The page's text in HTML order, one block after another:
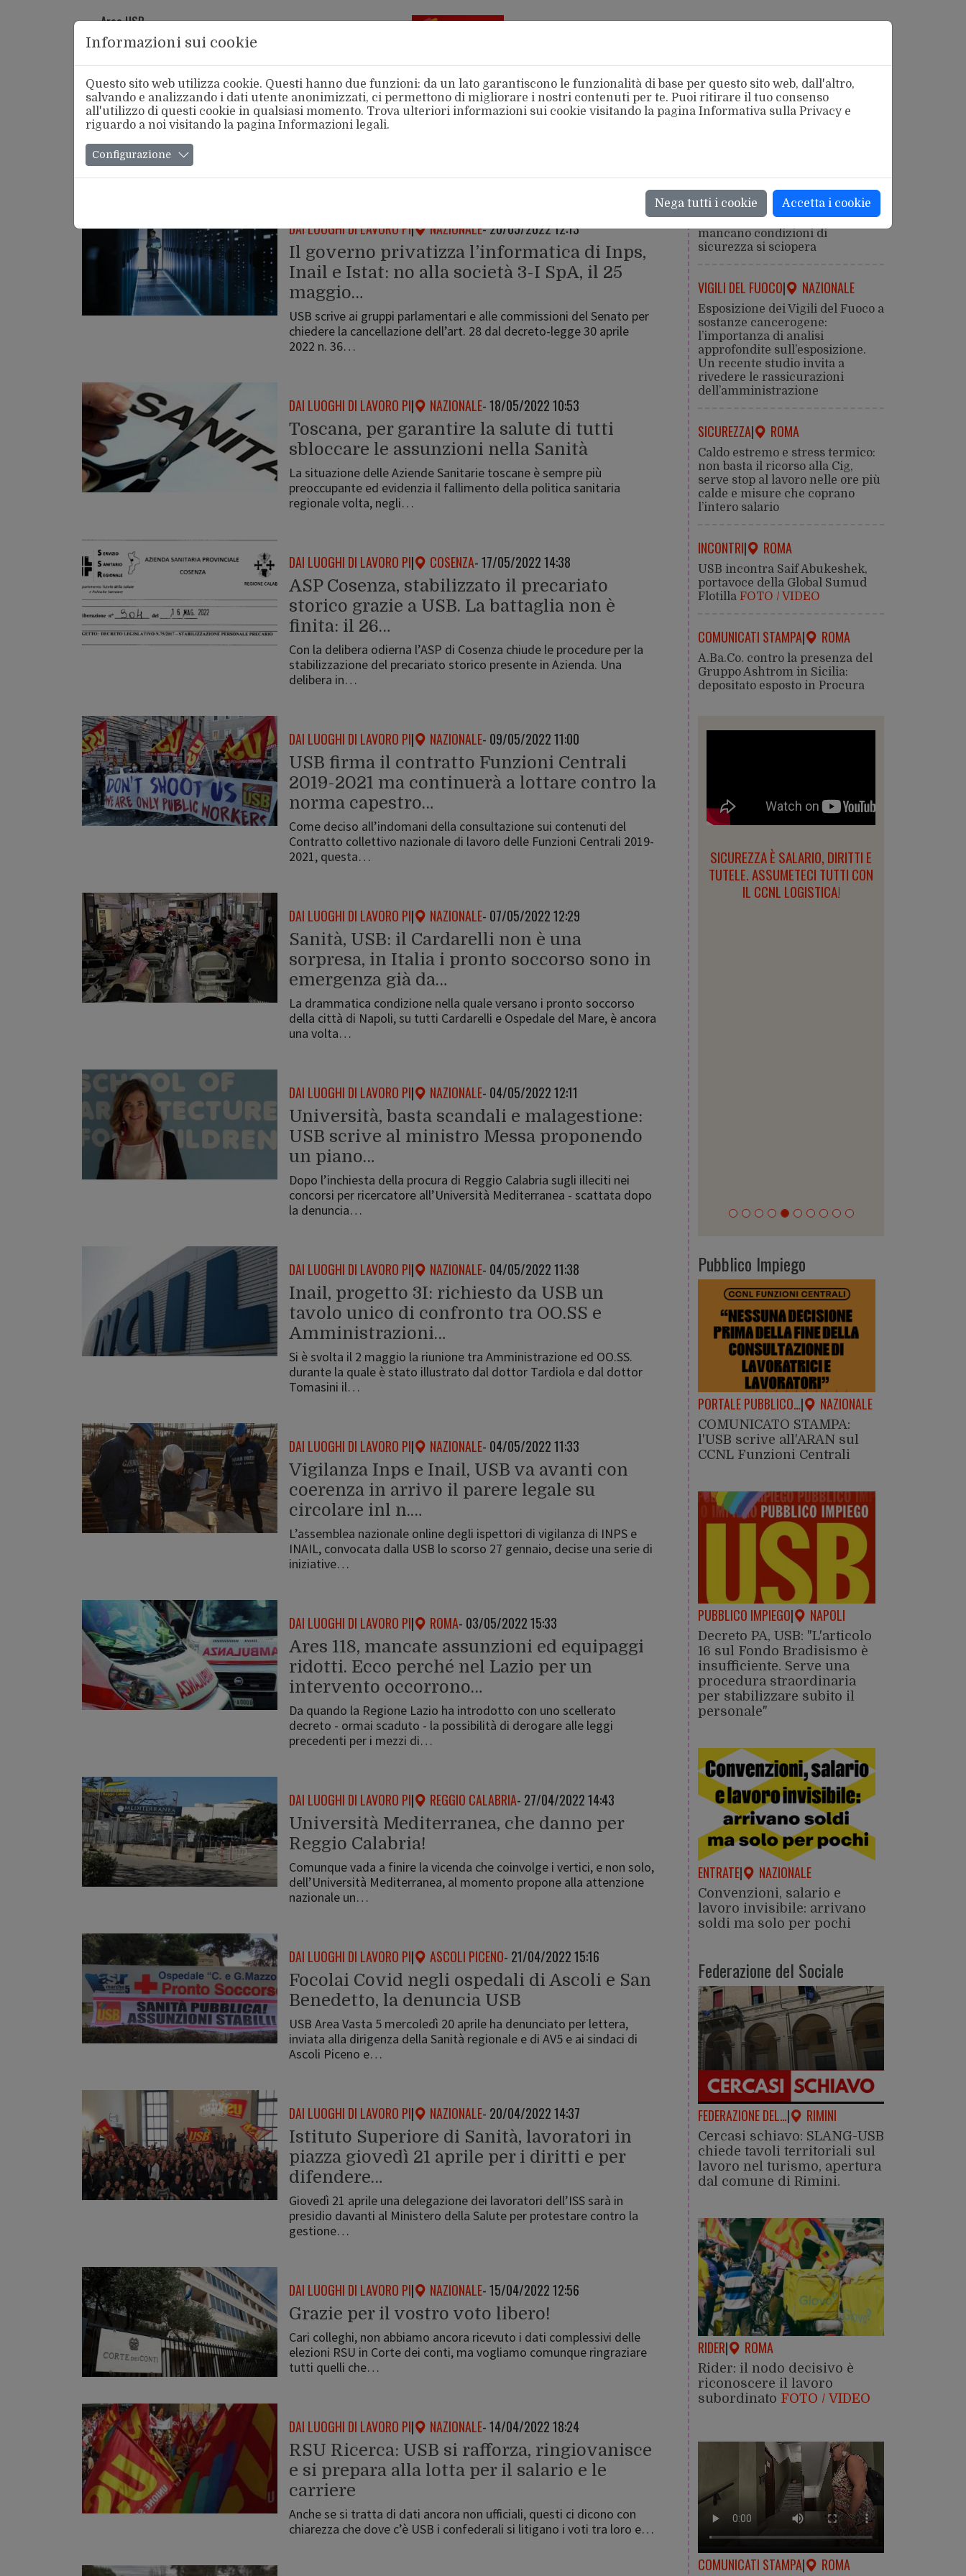
Area USB
alla FSM
Chi Siamo Categorie
Tutte le notizie con Tag:Dai Luoghi di Lavoro PI
DAI LUOGHI DI LAVORO PI| NAZIONALE- 20/05/2022 12:13
Il governo privatizza l’informatica di Inps,
Inail e Istat: no alla società 3-I SpA, il 25
maggio…
USB scrive ai gruppi parlamentari e alle commissioni del Senato per
chiedere la cancellazione dell’art. 28 dal decreto-legge 30 aprile
2022 n. 36…
DAI LUOGHI DI LAVORO PI| NAZIONALE- 18/05/2022 10:53
Toscana, per garantire la salute di tutti
sbloccare le assunzioni nella Sanità
La situazione delle Aziende Sanitarie toscane è sempre più
preoccupante ed evidenzia il fallimento della politica sanitaria
regionale volta, negli…
DAI LUOGHI DI LAVORO PI| COSENZA- 17/05/2022 14:38
ASP Cosenza, stabilizzato il precariato
storico grazie a USB. La battaglia non è
finita: il 26…
Con la delibera odierna l’ASP di Cosenza chiude le procedure per la
stabilizzazione del precariato storico presente in Azienda. Una
delibera in…
DAI LUOGHI DI LAVORO PI| NAZIONALE- 09/05/2022 11:00
USB firma il contratto Funzioni Centrali
2019-2021 ma continuerà a lottare contro la
norma capestro…
Come deciso all’indomani della consultazione sui contenuti del
Contratto collettivo nazionale di lavoro delle Funzioni Centrali 2019-
2021, questa…
DAI LUOGHI DI LAVORO PI| NAZIONALE- 07/05/2022 12:29
Sanità, USB: il Cardarelli non è una
sorpresa, in Italia i pronto soccorso sono in
emergenza già da…
La drammatica condizione nella quale versano i pronto soccorso
della città di Napoli, su tutti Cardarelli e Ospedale del Mare, è ancora
una volta…
DAI LUOGHI DI LAVORO PI| NAZIONALE- 04/05/2022 12:11
Università, basta scandali e malagestione:
USB scrive al ministro Messa proponendo
un piano…
Dopo l’inchiesta della procura di Reggio Calabria sugli illeciti nei
concorsi per ricercatore all’Università Mediterranea - scattata dopo
la denuncia…
DAI LUOGHI DI LAVORO PI| NAZIONALE- 04/05/2022 11:38
Inail, progetto 3I: richiesto da USB un
tavolo unico di confronto tra OO.SS e
Amministrazioni…
Si è svolta il 2 maggio la riunione tra Amministrazione ed OO.SS.
durante la quale è stato illustrato dal dottor Tardiola e dal dottor
Tomasini il…
DAI LUOGHI DI LAVORO PI| NAZIONALE- 04/05/2022 11:33
Vigilanza Inps e Inail, USB va avanti con
coerenza in arrivo il parere legale su
circolare inl n.…
L’assemblea nazionale online degli ispettori di vigilanza di INPS e
INAIL, convocata dalla USB lo scorso 27 gennaio, decise una serie di
iniziative…
DAI LUOGHI DI LAVORO PI| ROMA- 03/05/2022 15:33
Ares 118, mancate assunzioni ed equipaggi
ridotti. Ecco perché nel Lazio per un
intervento occorrono…
Da quando la Regione Lazio ha introdotto con uno scellerato
decreto - ormai scaduto - la possibilità di derogare alle leggi
precedenti per i mezzi di…
DAI LUOGHI DI LAVORO PI| REGGIO CALABRIA- 27/04/2022 14:43
Università Mediterranea, che danno per
Reggio Calabria!
Comunque vada a finire la vicenda che coinvolge i vertici, e non solo,
dell’Università Mediterranea, al momento propone alla attenzione
nazionale un…
DAI LUOGHI DI LAVORO PI| ASCOLI PICENO- 21/04/2022 15:16
Focolai Covid negli ospedali di Ascoli e San
Benedetto, la denuncia USB
USB Area Vasta 5 mercoledì 20 aprile ha denunciato per lettera,
inviata alla dirigenza della Sanità regionale e di AV5 e ai sindaci di
Ascoli Piceno e…
DAI LUOGHI DI LAVORO PI| NAZIONALE- 20/04/2022 14:37
Istituto Superiore di Sanità, lavoratori in
piazza giovedì 21 aprile per i diritti e per
difendere…
Giovedì 21 aprile una delegazione dei lavoratori dell’ISS sarà in
presidio davanti al Ministero della Salute per protestare contro la
gestione…
DAI LUOGHI DI LAVORO PI| NAZIONALE- 15/04/2022 12:56
Grazie per il vostro voto libero!
Cari colleghi, non abbiamo ancora ricevuto i dati complessivi delle
elezioni RSU in Corte dei conti, ma vogliamo comunque ringraziare
tutti quelli che…
DAI LUOGHI DI LAVORO PI| NAZIONALE- 14/04/2022 18:24
RSU Ricerca: USB si rafforza, ringiovanisce
e si prepara alla lotta per il salario e le
carriere
Anche se si tratta di dati ancora non ufficiali, questi ci dicono con
chiarezza che dove c’è USB i confederali si litigano i voti tra loro e…
SICUREZZA| ROMA
Caldo estremo: la salute viene
prima della produzione. Dove
mancano condizioni di
sicurezza si sciopera
VIGILI DEL FUOCO| NAZIONALE
Esposizione dei Vigili del Fuoco a
sostanze cancerogene:
l’importanza di analisi
approfondite sull’esposizione.
Un recente studio invita a
rivedere le rassicurazioni
dell’amministrazione
SICUREZZA| ROMA
Caldo estremo e stress termico:
non basta il ricorso alla Cig,
serve stop al lavoro nelle ore più
calde e misure che coprano
l’intero salario
INCONTRI| ROMA
USB incontra Saif Abukeshek,
portavoce della Global Sumud
Flotilla FOTO / VIDEO
COMUNICATI STAMPA| ROMA
A.Ba.Co. contro la presenza del
Gruppo Ashtrom in Sicilia:
depositato esposto in Procura
SICUREZZA È SALARIO, DIRITTI E
TUTELE. ASSUMETECI TUTTI CON
IL CCNL LOGISTICA!
Pubblico Impiego
PORTALE PUBBLICO…| NAZIONALE
COMUNICATO STAMPA:
l'USB scrive all'ARAN sul
CCNL Funzioni Centrali
PUBBLICO IMPIEGO| NAPOLI
Decreto PA, USB: "L'articolo
16 sul Fondo Bradisismo è
insufficiente. Serve una
procedura straordinaria
per stabilizzare subito il
personale"
ENTRATE| NAZIONALE
Convenzioni, salario e
lavoro invisibile: arrivano
soldi ma solo per pochi
Federazione del Sociale
FEDERAZIONE DEL…| RIMINI
Cercasi schiavo: SLANG-USB
chiede tavoli territoriali sul
lavoro nel turismo, apertura
dal comune di Rimini.
RIDER| ROMA
Rider: il nodo decisivo è
riconoscere il lavoro
subordinato FOTO / VIDEO
COMUNICATI STAMPA| ROMA
Informazioni sui cookie
Questo sito web utilizza cookie. Questi hanno due funzioni: da un lato garantiscono le funzionalità di base per questo sito web, dall'altro,
salvando e analizzando i dati utente anonimizzati, ci permettono di migliorare i nostri contenuti per te. Puoi ritirare il tuo consenso
all'utilizzo di questi cookie in qualsiasi momento. Trova ulteriori informazioni sui cookie visitando la pagina Informativa sulla Privacye
riguardo a noi visitando la pagina Informazioni legali.
Configurazione
Nega tutti i cookie Accetta i cookie